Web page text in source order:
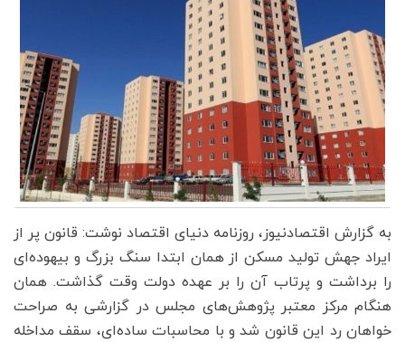
به گزارش اقتصادنیوز، روزنامه دنیای اقتصاد نوشت: قانون پر از
ایراد جهش تولید مسکن از همان ابتدا سنگ بزرگ و بیهوده‌‌‌ای
را برداشت و پرتاب آن را بر عهده دولت وقت گذاشت. همان
هنگام مرکز معتبر پژوهش‌‌‌های مجلس در گزارشی به صراحت
خواهان رد این قانون شد و با محاسبات ساده‌‌‌ای، سقف مداخله